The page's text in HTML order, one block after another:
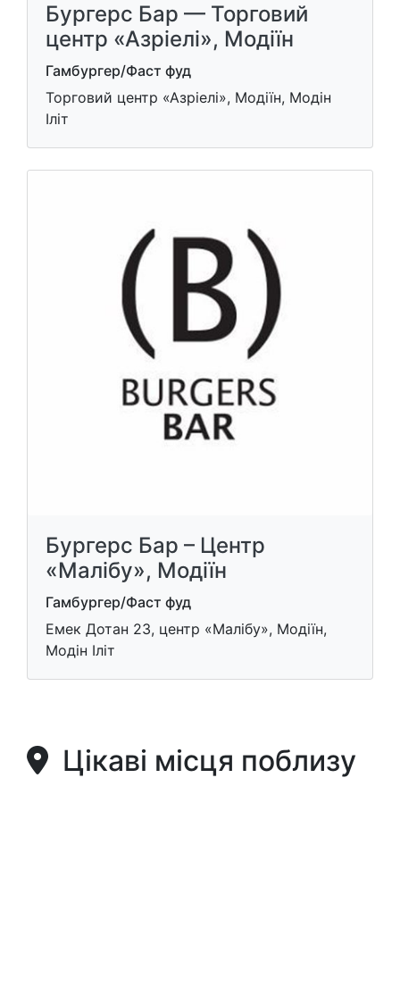
Бургерс Бар — Торговий
центр «Азріелі», Модіїн
Гамбургер/Фаст фуд
Торговий центр «Азріелі», Модіїн, Модін
Іліт
Бургерс Бар – Центр
«Малібу», Модіїн
Гамбургер/Фаст фуд
Емек Дотан 23, центр «Малібу», Модіїн,
Модін Іліт
Цікаві місця поблизу